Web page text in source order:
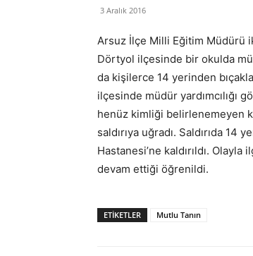
3 Aralık 2016
Arsuz İlçe Milli Eğitim Müdürü
Dörtyol ilçesinde bir okulda
da kişilerce 14 yerinden
ilçesinde müdür yardımcılığı
henüz kimliği belirlenemeyen
saldırıya uğradı. Saldırıda 14
Hastanesi’ne kaldırıldı.
devam ettiği öğrenildi.
ETIKETLER Mutlu Tanın